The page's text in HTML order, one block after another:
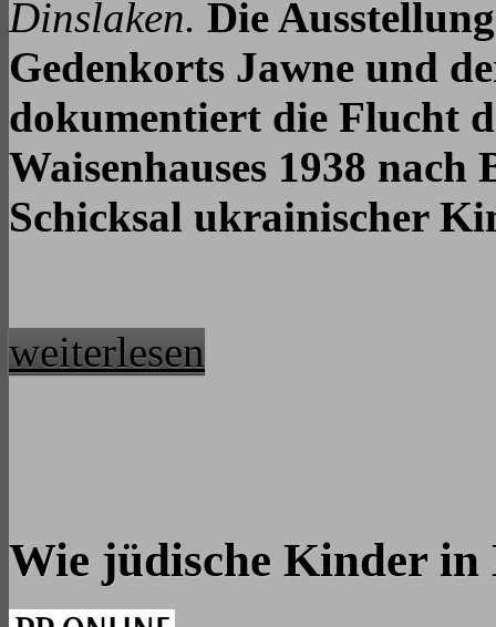
Dinslaken. Die
Gedenkorts Jawne und
dokumentiert die Flucht
Waisenhauses 1938
Schicksal ukrainischer
weiterlesen
Wie jüdische Kinder in